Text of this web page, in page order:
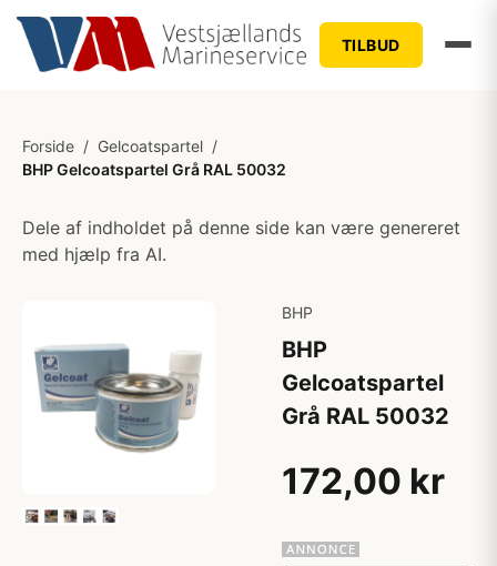
TILBUD
Forside / Gelcoatspartel /
BHP Gelcoatspartel Grå RAL 50032
Dele af indholdet på denne side kan være genereret
med hjælp fra AI.
BHP
BHP
Gelcoatspartel
Grå RAL 50032
172,00 kr